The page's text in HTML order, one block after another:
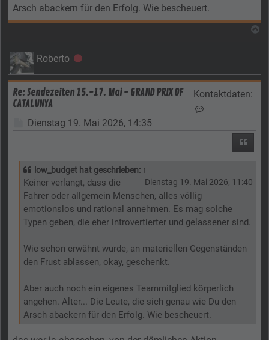
Arsch abackern für den Erfolg. Wie bescheuert.
Roberto Offline
Re: Sendezeiten 15.-17. Mai - GRAND PRIX OF
CATALUNYA
Kontaktdaten:
Beitrag
Dienstag 19. Mai 2026, 14:35
low_budget hat geschrieben: ↑
Dienstag 19. Mai 2026, 11:40
Keiner verlangt, dass die
Fahrer oder allgemein Menschen, alles völlig
emotionslos und rational annehmen. Es mag solche
Typen geben, die eher introvertierter und gelassener sind.
Wie schon erwähnt wurde, an materiellen Gegenständen
den Frust ablassen, okay, geschenkt.
Aber auch noch ein eigenes Teammitglied körperlich
angehen. Alter... Die Leute, die sich genau wie Du den
Arsch abackern für den Erfolg. Wie bescheuert.